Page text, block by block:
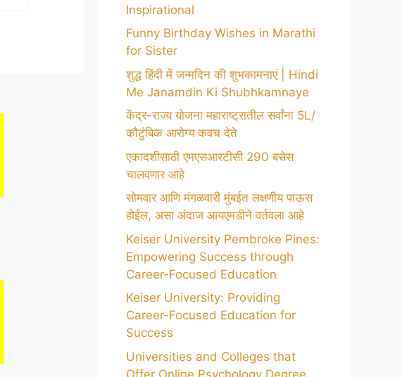
Inspirational
Funny Birthday Wishes in Marathi
for Sister
शुद्ध हिंदी में जन्मदिन की शुभकामनाएं | Hindi
Me Janamdin Ki Shubhkamnaye
केंद्र-राज्य योजना महाराष्ट्रातील सर्वांना 5L/
कौटुंबिक आरोग्य कवच देते
एकादशीसाठी एमएसआरटीसी 290 बसेस
चालवणार आहे
सोमवार आणि मंगळवारी मुंबईत लक्षणीय पाऊस
होईल, असा अंदाज आयएमडीने वर्तवला आहे
Keiser University Pembroke Pines:
Empowering Success through
Career-Focused Education
Keiser University: Providing
Career-Focused Education for
Success
Universities and Colleges that
Offer Online Psychology Degree